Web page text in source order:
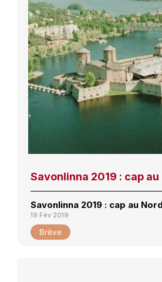
Savonlinna 2019 : cap au
Savonlinna 2019 : cap au
19 Fév 2019
Brève